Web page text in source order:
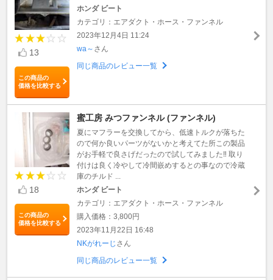
13
この商品の
価格を比較する
ホンダ ビート
カテゴリ：エアダクト・ホース・ファンネル
2023年12月4日 11:24
wa～ さん
同じ商品のレビュー一覧
18
この商品の
価格を比較する
蜜工房 みつファンネル (ファンネル)
夏にマフラーを交換してから、低速トルクが落ちた
ので何か良いパーツがないかと考えてた所この製品
がお手軽で良さげだったので試してみました‼️ 取り
付けは良く冷やして冷間嵌めするとの事なので冷蔵
庫のチルド ...
ホンダ ビート
カテゴリ：エアダクト・ホース・ファンネル
購入価格：3,800円
2023年11月22日 16:48
NKがれーじ さん
同じ商品のレビュー一覧